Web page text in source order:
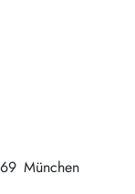
München